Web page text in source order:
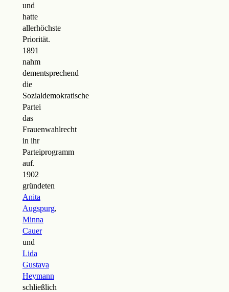
und
hatte
allerhöchste
Priorität.
1891
nahm
dementsprechend
die
Sozialdemokratische
Partei
das
Frauenwahlrecht
in ihr
Parteiprogramm
auf.
1902
gründeten
Anita
Augspurg,
Minna
Cauer
und
Lida
Gustava
Heymann
schließlich